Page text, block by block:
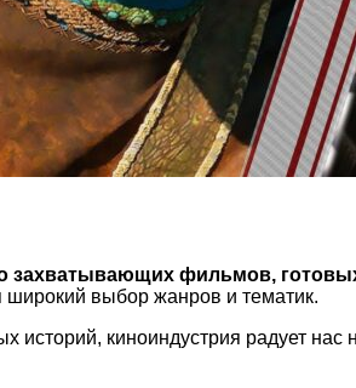
захватывающих фильмов,
выбор жанров и тематик.
историй, киноиндустрия радует